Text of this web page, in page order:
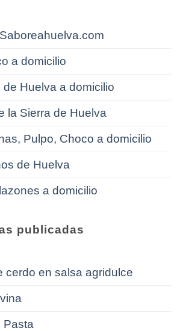
a domicilio
Huelva a domicilio
la Sierra de Huelva
Pulpo, Choco a domicilio
de Huelva
a domicilio
publicadas
cerdo en salsa agridulce
Pasta